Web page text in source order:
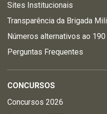
Sites Institucionais
Transparência da Brigada
Números alternativos ao 190
Perguntas Frequentes
CONCURSOS
Concursos 2026